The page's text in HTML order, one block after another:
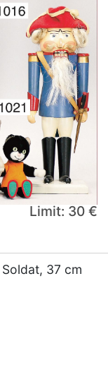
Limit: 30 €
Soldat, 37 cm